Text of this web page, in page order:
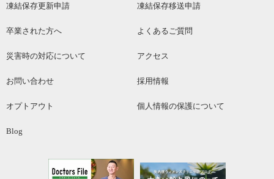
凍結保存更新申請 凍結保存移送申請
卒業された方へ よくあるご質問
災害時の対応について アクセス
お問い合わせ 採用情報
オプトアウト 個人情報の保護について
Blog